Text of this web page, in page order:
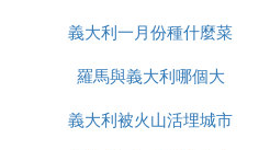
一、絨布的保養與清洗：
絨布面料較為特殊，其外表
向。在面料品類中屬於嬌貴
做什麼
義大利一月份種什麼菜
羅馬與義大利哪個大
義大利被火山活埋城市